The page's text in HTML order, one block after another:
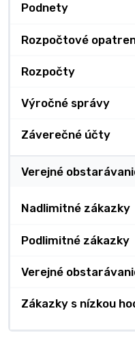
Podnety
Rozpočtové
Rozpočty
Výročné správy
Záverečné účty
Verejné
Nadlimitné zákazky
Podlimitné zákazky
Verejné
Zákazky s nízkou